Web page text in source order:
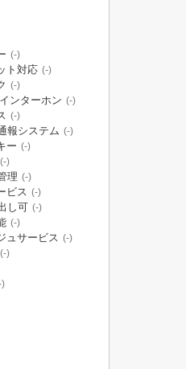
(-)
ト対応 (-)
(-)
ンターホン (-)
(-)
報システム (-)
ー (-)
(-)
理 (-)
ビス (-)
し可 (-)
(-)
ュサービス (-)
(-)
)